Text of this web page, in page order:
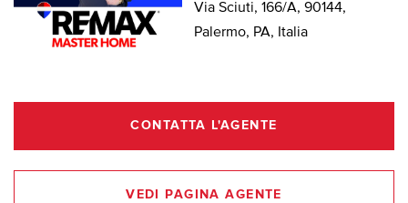
Via Sciuti, 166/A, 90144,
Palermo, PA, Italia
CONTATTA L'AGENTE
VEDI PAGINA AGENTE